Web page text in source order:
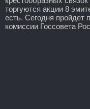
торгуются акции 8
есть. Сегодня пройдет
комиссии Госсовета